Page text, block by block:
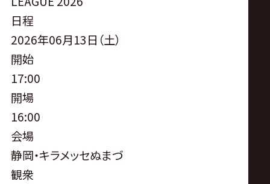
日程
2026年06月13日（土）
開始
17:00
開場
16:00
会場
静岡・キラメッセぬまづ
観衆